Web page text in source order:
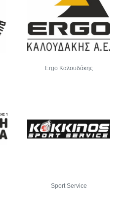
Ergo Καλουδάκης
Sport Service